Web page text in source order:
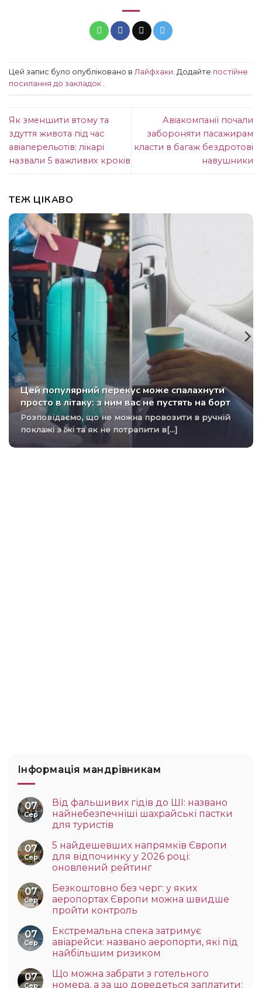
Цей запис було опубліковано вЛайфхаки. Додайте постійне
посилання до закладок .
Як зменшити втому та
здуття живота під час
авіаперельотів: лікарі
назвали 5 важливих кроків
Авіакомпанії почали
забороняти пасажирам
класти в багаж бездротові
навушники
ТЕЖ ЦІКАВО
Цей популярний перекус може спалахнути
просто в літаку: з ним вас не пустять на борт
Розповідаємо, що не можна провозити в ручній
поклажі з їжі та як не потрапити в[...]
Інформація мандрівникам
07
Сер
Від фальшивих гідів до ШІ: названо
найнебезпечніші шахрайські пастки
для туристів
07
Сер
5 найдешевших напрямків Європи
для відпочинку у 2026 році:
оновлений рейтинг
07
Сер
Безкоштовно без черг: у яких
аеропортах Європи можна швидше
пройти контроль
07
Сер
Екстремальна спека затримує
авіарейси: названо аеропорти, які під
найбільшим ризиком
07
Сер
Що можна забрати з готельного
номера, а за що доведеться заплатити: